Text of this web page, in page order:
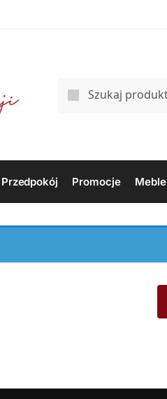
Przedpokój Promocje Meble